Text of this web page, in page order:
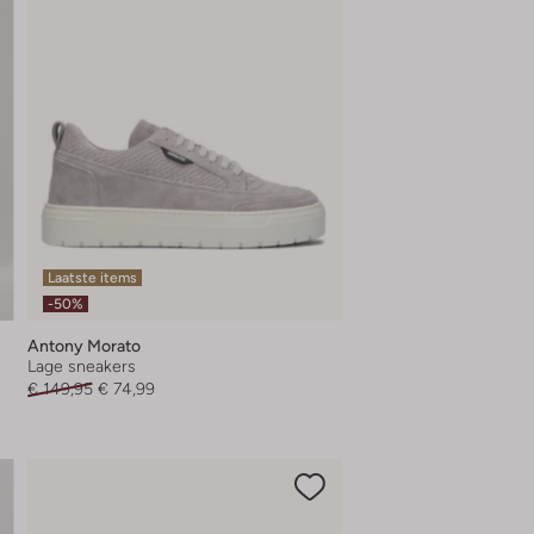
Laatste items
-50%
Antony Morato
Lage sneakers
€ 149,95 € 74,99